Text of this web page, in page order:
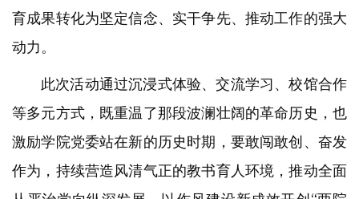
育成果转化为坚定信念、实干争先、推动工作的强大
动力。
此次活动通过沉浸式体验、交流学习、校馆合作
等多元方式，既重温了那段波澜壮阔的革命历史，也
激励学院党委站在新的历史时期，要敢闯敢创、奋发
作为，持续营造风清气正的教书育人环境，推动全面